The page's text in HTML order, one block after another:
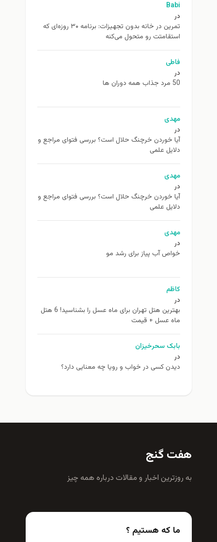
Babi
در
تمرین در خانه بدون تجهیزات: برنامه ۳۰ روزه‌ای که
استقامتت رو متحول می‌کنه
فاطی
در
50 مرد جذاب همه دوران ها
مهدی
در
آیا خوردن خرچنگ حلال است؟ بررسی فتوای مراجع و
دلایل علمی
مهدی
در
آیا خوردن خرچنگ حلال است؟ بررسی فتوای مراجع و
دلایل علمی
مهدی
در
خواص آب پیاز برای رشد مو
کاظم
در
بهترین هتل تهران برای ماه عسل را بشناسید! 6 هتل
ماه عسل + قیمت
بابک سحرخیزان
در
دیدن کسی در خواب و رویا چه معنایی دارد؟
هفت گنج
به روزترين اخبار و مقالات درباره همه چيز
ما که هستیم ؟